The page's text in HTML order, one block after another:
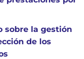
sobre la gestión
de los